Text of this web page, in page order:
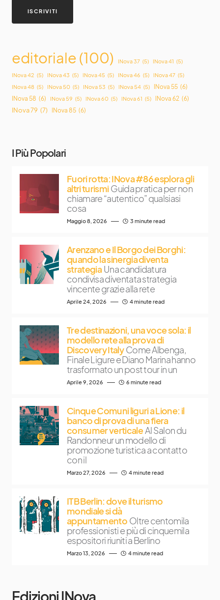
editoriale(100) INova 37 (5) INova 41 (5)
INova 42 (5) INova 43 (5) INova 45 (5) INova 46 (5) INova 47 (5)
INova 48 (5) INova 50 (5) INova 53 (5) INova 54 (5) INova 55 (6)
INova 58 (6) INova 59 (5) INova 60 (5) INova 61 (5) INova 62 (6)
INova 79 (7) INova 85 (6)
I Più Popolari
Fuori rotta: INova #86 esplora gli
altri turismi Guida pratica per non
chiamare “autentico” qualsiasi
cosa
Maggio 8, 2026 3 minute read
Arenzano e Il Borgo dei Borghi:
quando la sinergia diventa
strategia Una candidatura
condivisa diventata strategia
vincente grazie alla rete
Aprile 24, 2026 4 minute read
Tre destinazioni, una voce sola: il
modello rete alla prova di
Discovery Italy Come Albenga,
Finale Ligure e Diano Marina hanno
trasformato un post tour in un
Aprile 9, 2026 6 minute read
Cinque Comuni liguri a Lione: il
banco di prova di una fiera
consumer verticale Al Salon du
Randonneur un modello di
promozione turistica a contatto
con il
Marzo 27, 2026 4 minute read
ITB Berlin: dove il turismo
mondiale si dà
appuntamento Oltre centomila
professionisti e più di cinquemila
espositori riuniti a Berlino
Marzo 13, 2026 4 minute read
Edizioni INova